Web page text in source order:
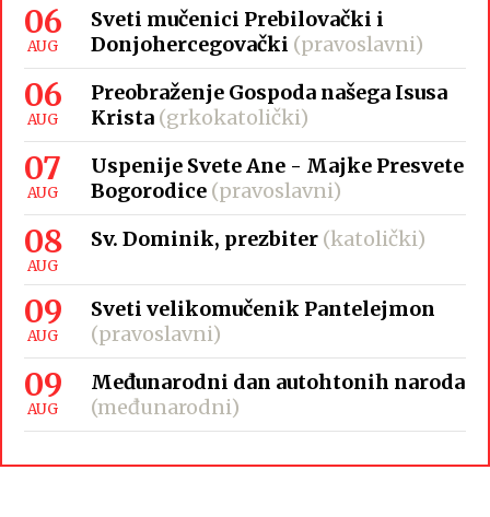
06
AUG
Sveti mučenici Prebilovački i
Donjohercegovački (pravoslavni)
06
AUG
Preobraženje Gospoda našega Isusa
Krista (grkokatolički)
07
AUG
Uspenije Svete Ane - Majke Presvete
Bogorodice (pravoslavni)
08
AUG
Sv. Dominik, prezbiter (katolički)
09
AUG
Sveti velikomučenik Pantelejmon
(pravoslavni)
09
AUG
Međunarodni dan autohtonih naroda
(međunarodni)